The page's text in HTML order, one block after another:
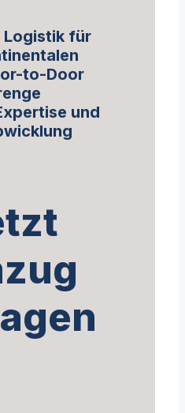
Logistik für
to-Door
und